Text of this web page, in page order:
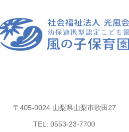
〒405-0024 山梨県山梨市歌田27
TEL: 0553-23-7700